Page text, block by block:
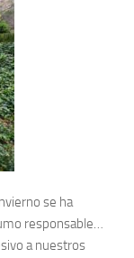
se ha
responsable…
a nuestros